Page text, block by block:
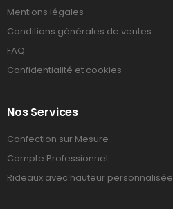
Mentions légales
Conditions générales de ventes
FAQ
Confidentialité et cookies
Nos Services
Confection sur Mesure
Compte Professionnel
Rideaux avec hauteur personnalisée